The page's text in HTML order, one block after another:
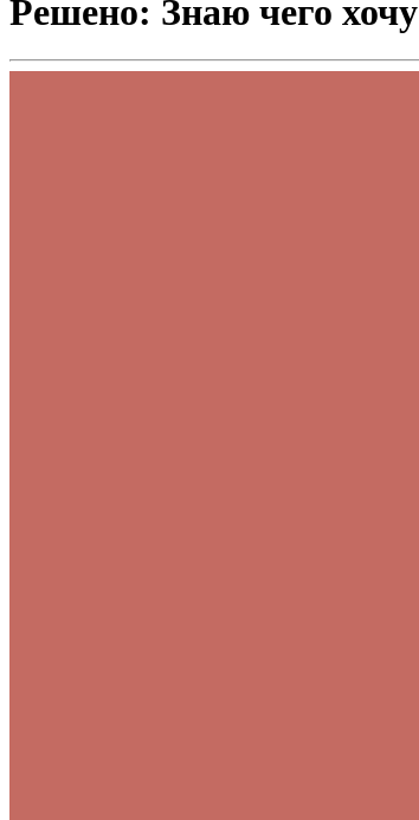
Решено: Знаю чего